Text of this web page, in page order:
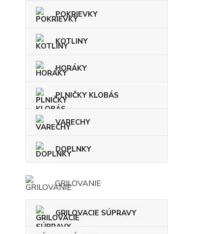
POKRIEVKY
KOTLINY
HORÁKY
PLNIČKY KLOBÁS
VARECHY
DOPLNKY
GRILOVANIE
GRILOVACIE SÚPRAVY